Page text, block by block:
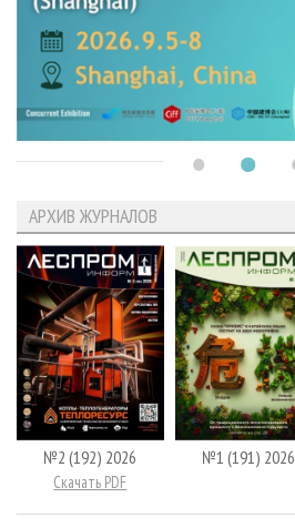
АРХИВ ЖУРНАЛОВ
№2 (192) 2026
Скачать PDF
№1 (191) 2026